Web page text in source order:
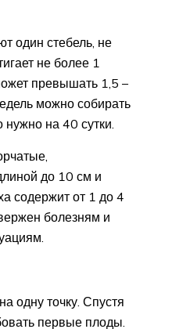
один стебель, не
не более 1
превышать 1,5 –
можно собирать
нужно на 40 сутки.
до 10 см и
содержит от 1 до 4
болезням и
одну точку. Спустя
первые плоды.